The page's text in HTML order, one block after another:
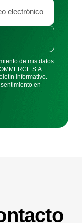
de mis datos
S.A.
informativo.
en